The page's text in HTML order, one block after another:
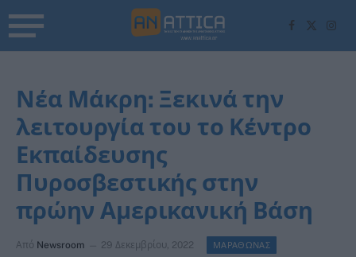
Facebook
X
(Twitter)
Νέα Μάκρη: Ξεκινά την
λειτουργία του το Κέντρο
Εκπαίδευσης
Πυροσβεστικής στην
πρώην Αμερικανική Βάση
Από Newsroom 29 Δεκεμβρίου, 2022 ΜΑΡΑΘΩΝΑΣ